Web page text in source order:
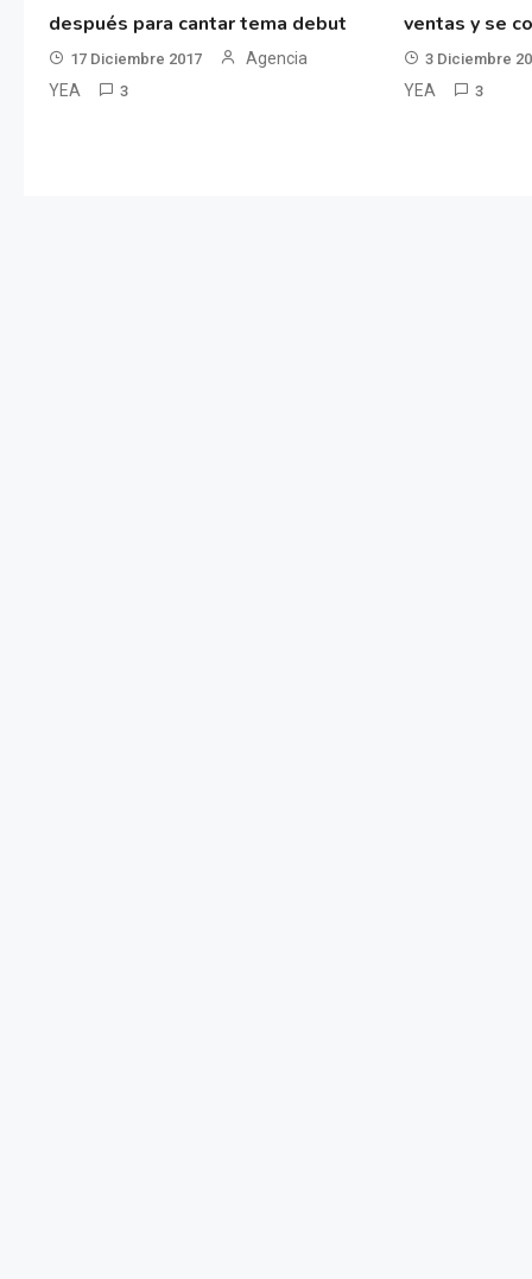
después para cantar tema debut
17 Diciembre 2017
Agencia
YEA
3
ventas y se
3 Diciembre
YEA
3